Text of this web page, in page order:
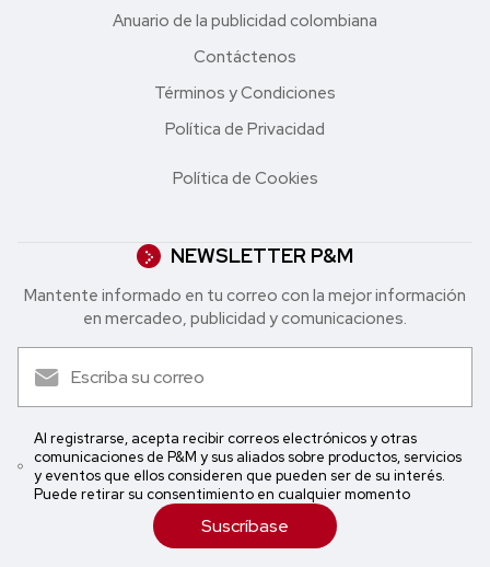
Anuario de la publicidad colombiana
Contáctenos
Términos y Condiciones
Política de Privacidad
Política de Cookies
NEWSLETTER P&M
Mantente informado en tu correo con la mejor in formación
en mercadeo, publicidad y comunicaciones.
Al registrarse, acepta recibir correos electrónicos y otras
comunicaciones de P&M y sus aliados sobre productos, servicios
y eventos que ellos consideren que pueden ser de su interés.
Puede retirar su consentimiento en cualquier momento
Suscríbase